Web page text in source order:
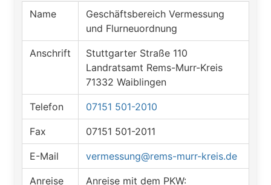
Name
Geschäftsbereich Vermessung
und Flurneuordnung
Anschrift
Stuttgarter Straße 110
Landratsamt Rems-Murr-Kreis
71332 Waiblingen
Telefon 07151 501-2010
Fax 07151 501-2011
E-Mail vermessung@rems-murr-kreis.de
Anreise Anreise mit dem PKW: